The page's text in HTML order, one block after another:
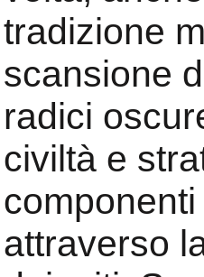
tradizione
scansione
radici
civiltà e
attraverso